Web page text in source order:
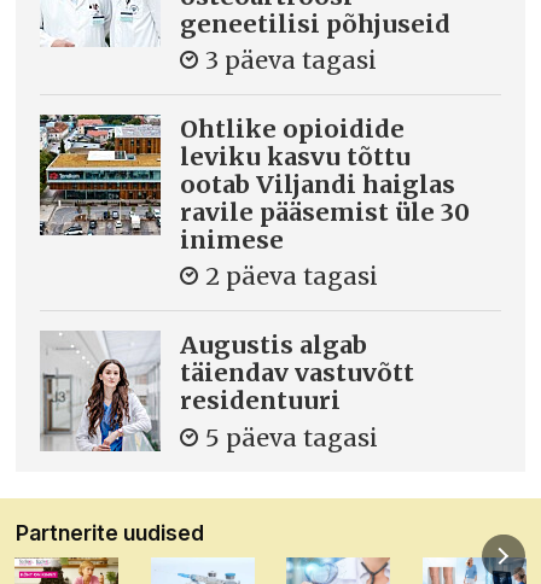
geneetilisi põhjuseid
3 päeva tagasi
Ohtlike opioidide
leviku kasvu tõttu
ootab Viljandi haiglas
ravile pääsemist üle 30
inimese
2 päeva tagasi
Augustis algab
täiendav vastuvõtt
residentuuri
5 päeva tagasi
Partnerite uudised